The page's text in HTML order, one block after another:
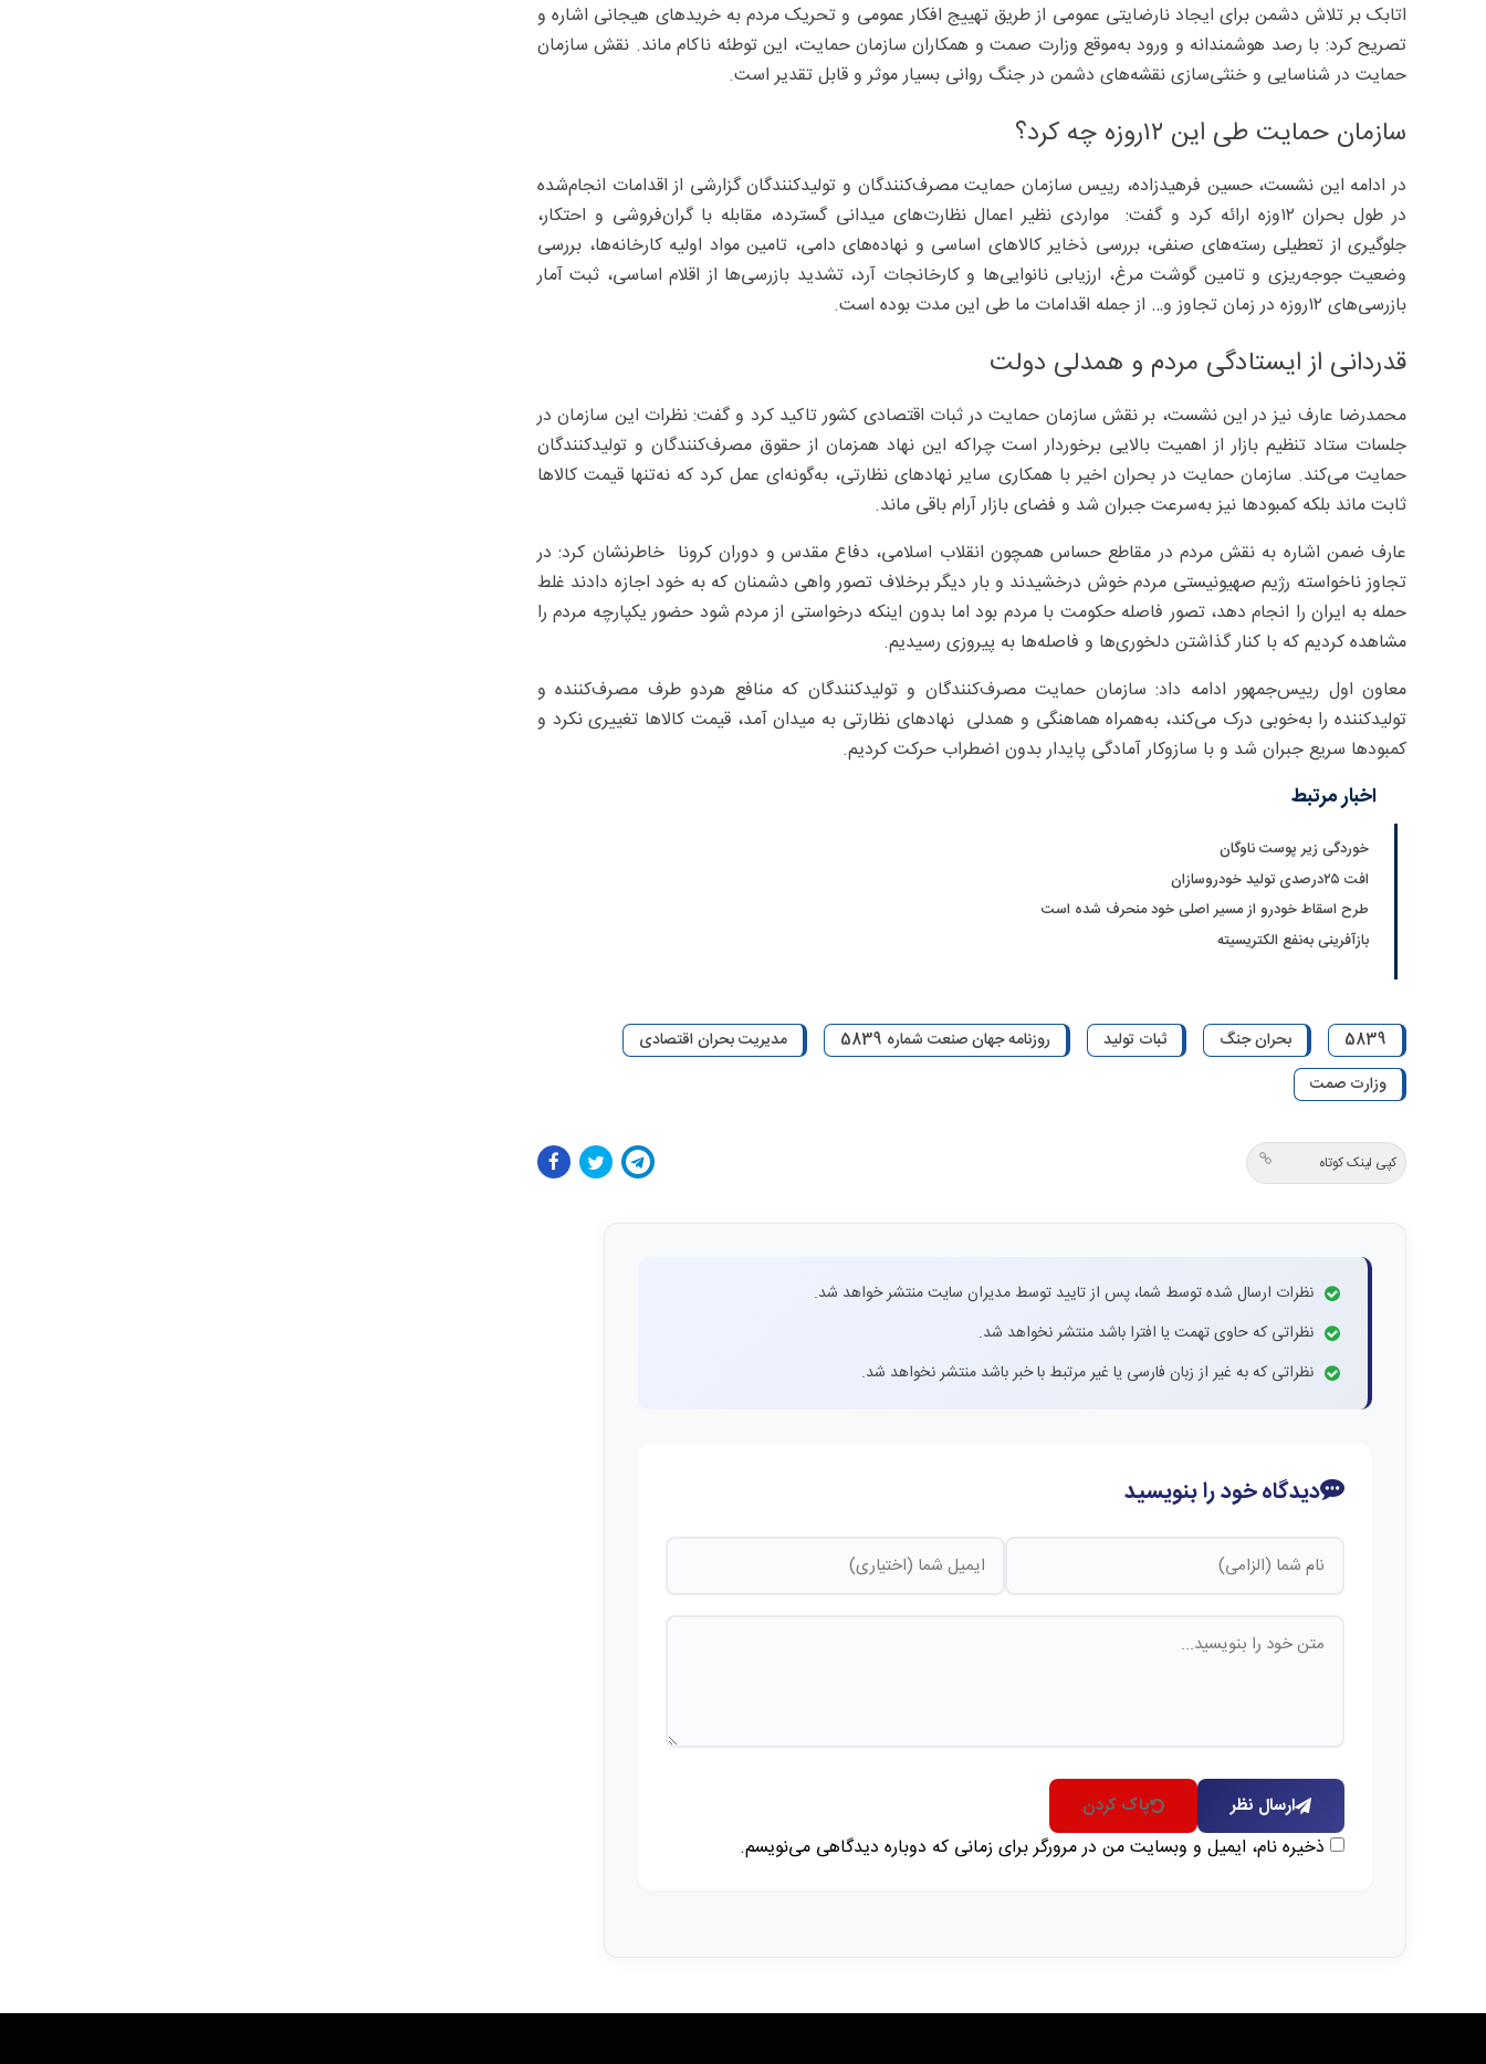
اتابک بر تلاش دشمن برای ایجاد نارضایتی عمومی از طریق تهییج افکار عمومی و تحریک مردم به خریدهای هیجانی اشاره و
تصریح کرد: با رصد هوشمندانه و ورود به‌موقع وزارت صمت و همکاران سازمان حمایت، این توطئه ناکام ماند. نقش سازمان
حمایت در شناسایی و خنثی‌سازی نقشه‌های دشمن در جنگ روانی بسیار موثر و قابل تقدیر است.
سازمان حمایت طی این ۱۲روزه چه کرد؟
در ادامه این نشست، حسین فرهیدزاده، رییس سازمان حمایت مصرف‌کنندگان و تولیدکنندگان گزارشی از اقدامات انجام‌شده
در طول بحران ۱۲وزه ارائه کرد و گفت: مواردی نظیر اعمال نظارت‌های میدانی گسترده، مقابله با گران‌فروشی و احتکار،
جلوگیری از تعطیلی رسته‌های صنفی، بررسی ذخایر کالاهای اساسی و نهاده‌های دامی، تامین مواد اولیه کارخانه‌ها، بررسی
وضعیت جوجه‌ریزی و تامین گوشت مرغ، ارزیابی نانوایی‌ها و کارخانجات آرد، تشدید بازرسی‌ها از اقلام اساسی، ثبت آمار
بازرسی‌های ۱۲‌روزه در زمان تجاوز و… از جمله اقدامات ما طی این مدت بوده است.
قدردانی از ایستادگی مردم و همدلی دولت
محمدرضا عارف نیز در این نشست، بر نقش سازمان حمایت در ثبات اقتصادی کشور تاکید کرد و گفت: نظرات این سازمان در
جلسات ستاد تنظیم بازار از اهمیت بالایی برخوردار است چراکه این نهاد همزمان از حقوق مصرف‌کنندگان و تولیدکنندگان
حمایت می‌کند. سازمان حمایت در بحران اخیر با همکاری سایر نهادهای نظارتی، به‌گونه‌ای عمل کرد که نه‌تنها قیمت کالاها
ثابت ماند بلکه کمبودها نیز به‌سرعت جبران شد و فضای بازار آرام باقی ماند.
عارف ضمن اشاره به نقش مردم در مقاطع حساس همچون انقلاب اسلامی، دفاع مقدس و دوران کرونا خاطرنشان کرد: در
تجاوز ناخواسته رژیم صهیونیستی مردم خوش درخشیدند و بار دیگر برخلاف تصور واهی دشمنان که به خود اجازه دادند غلط
حمله به ایران را انجام دهد، تصور فاصله حکومت با مردم بود اما بدون اینکه درخواستی از مردم شود حضور یکپارچه مردم را
مشاهده کردیم که با کنار گذاشتن دلخوری‌ها و فاصله‌ها به پیروزی رسیدیم.
معاون اول رییس‌جمهور ادامه داد: سازمان حمایت مصرف‌کنندگان و تولیدکنندگان که منافع هردو طرف مصرف‌کننده و
تولیدکننده را به‌خوبی درک می‌کند، به‌همراه هماهنگی و همدلی نهادهای نظارتی به میدان آمد، قیمت کالاها تغییری نکرد و
کمبودها سریع جبران شد و با سازوکار آمادگی پایدار بدون اضطراب حرکت کردیم.
اخبار مرتبط
خوردگی زیر پوست ناوگان
افت ۲۵‌درصدی تولید خودروسازان
طرح اسقاط خودرو از مسیر اصلی خود منحرف شده است
بازآفرینی به‌نفع الکتریسیته
5839 بحران جنگ ثبات تولید روزنامه جهان صنعت شماره 5839
مدیریت بحران اقتصادی
وزارت صمت
کپی لینک کوتاه
نظرات ارسال شده توسط شما، پس از تایید توسط مدیران سایت منتشر خواهد شد.
نظراتی که حاوی تهمت یا افترا باشد منتشر نخواهد شد.
نظراتی که به غیر از زبان فارسی یا غیر مرتبط با خبر باشد منتشر نخواهد شد.
دیدگاه خود را بنویسید
ارسال نظر پاک کردن
ذخیره نام، ایمیل و وبسایت من در مرورگر برای زمانی که دوباره دیدگاهی می‌نویسم.